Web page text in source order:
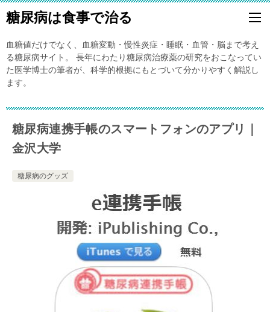
糖尿病は食事で治る
血糖値だけでなく、血糖変動・慢性炎症・睡眠・血管・脳まで考え
る糖尿病サイト。 長年にわたり糖尿病治療薬の研究をおこなってい
た医学博士の筆者が、科学的根拠にもとづいて分かりやすく解説し
ます。
糖尿病連携手帳のスマートフォンのアプリ｜
金沢大学
糖尿病のグッズ